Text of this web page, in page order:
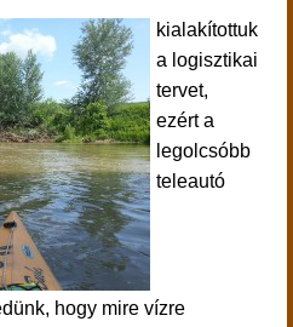
kialakítottuk
a logisztikai
tervet,
ezért a
legolcsóbb
teleautó
hogy mire vízre